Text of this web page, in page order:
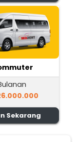
Sekarang